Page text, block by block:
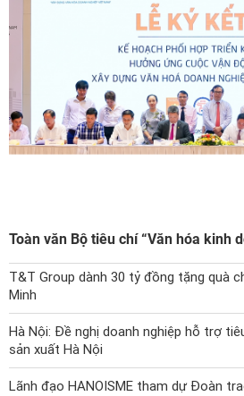
Toàn văn Bộ tiêu chí “Văn hóa kinh
T&T Group dành 30 tỷ đồng tặng quà
Minh
Hà Nội: Đề nghị doanh nghiệp hỗ trợ
sản xuất Hà Nội
Lãnh đạo HANOISME tham dự Đoàn